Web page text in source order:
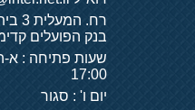
רח.
בנק הפועלים
17:00
יום ו' : סגור